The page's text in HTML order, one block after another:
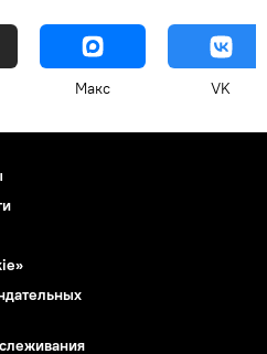
Макс VK